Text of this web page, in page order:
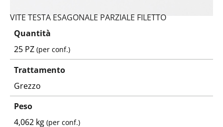
VITE TESTA ESAGONALE PARZIALE FILETTO
Quantità
25 PZ(per conf.)
Trattamento
Grezzo
Peso
4,062 kg(per conf.)